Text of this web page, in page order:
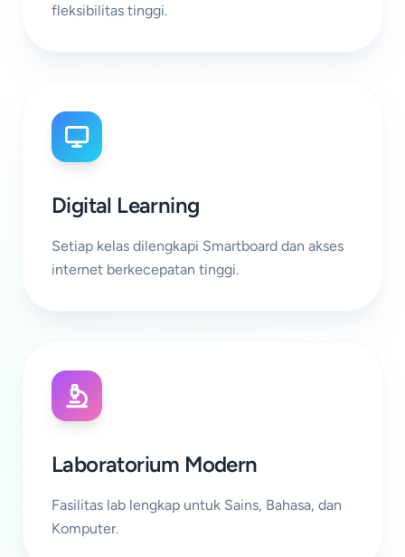
fleksibilitas tinggi.
Digital Learning
Setiap kelas dilengkapi Smartboard dan akses
internet berkecepatan tinggi.
Laboratorium Modern
Fasilitas lab lengkap untuk Sains, Bahasa, dan
Komputer.